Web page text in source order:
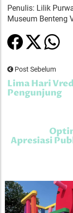
Penulis: Lilik
Museum Benteng
Post Sebelum
Lima Hari
Pengunjung
Apresiasi